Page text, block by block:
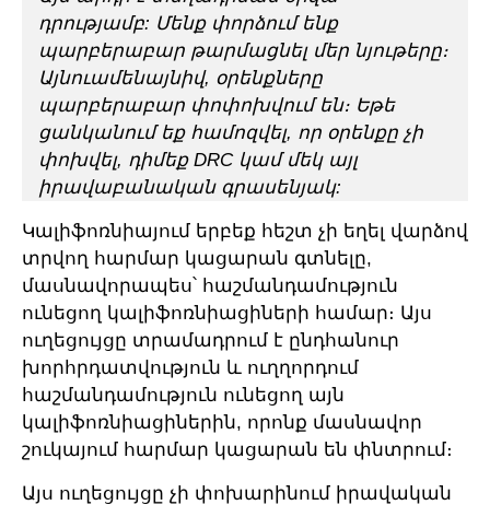
դրությամբ: Մենք փորձում ենք
պարբերաբար թարմացնել մեր նյութերը։
Այնուամենայնիվ, օրենքները
պարբերաբար փոփոխվում են։ Եթե
ցանկանում եք համոզվել, որ օրենքը չի
փոխվել, դիմեք DRC կամ մեկ այլ
իրավաբանական գրասենյակ:
Կալիֆոռնիայում երբեք հեշտ չի եղել վարձով
տրվող հարմար կացարան գտնելը,
մասնավորապես՝ հաշմանդամություն
ունեցող կալիֆոռնիացիների համար։ Այս
ուղեցույցը տրամադրում է ընդհանուր
խորհրդատվություն և ուղղորդում
հաշմանդամություն ունեցող այն
կալիֆոռնիացիներին, որոնք մասնավոր
շուկայում հարմար կացարան են փնտրում։
Այս ուղեցույցը չի փոխարինում իրավական